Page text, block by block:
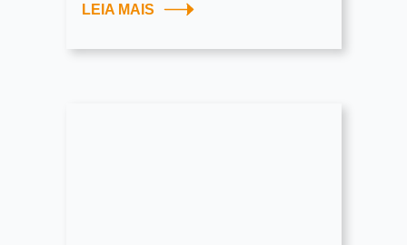
LEIA MAIS